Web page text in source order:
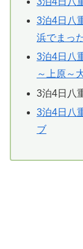
3泊4日八
浜でまっ
3泊4日八
～上原～
3泊4日八
3泊4日八
ブ